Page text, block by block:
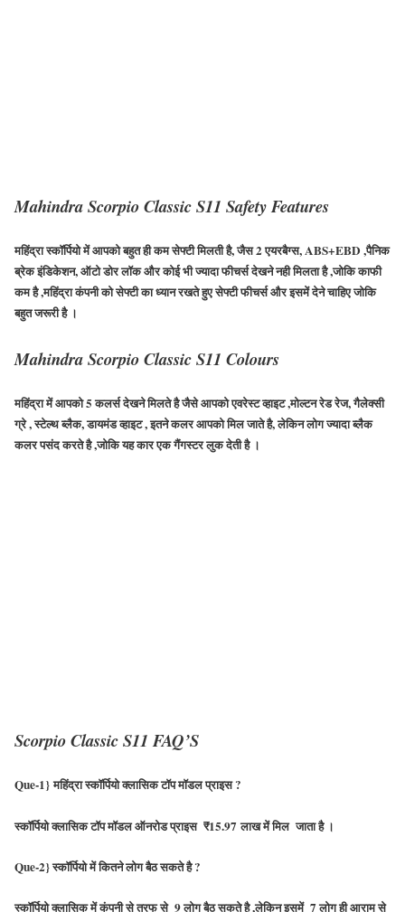
Mahindra Scorpio Classic S11 Safety Features
महिंद्रा स्कॉर्पियो में आपको बहुत ही कम सेफ्टी मिलती है, जैस2एयरबैग्स,ABS+EBD ,पैनिक
ब्रेक इंडिकेशन, ऑटो डोर लॉक और कोई भी ज्यादा फीचर्स देखने नही मिलता है ,जोकि काफी
कम है ,महिंद्रा कंपनी को सेफ्टी का ध्यान रखते हुए सेफ्टी फीचर्स और इसमें देने चाहिए जोकि
बहुत जरूरी है ।
Mahindra Scorpio Classic S11 Colours
महिंद्रा में आपको5कलर्स देखने मिलते है जैसे आपको एवरेस्ट व्हाइट ,मोल्टन रेड रेज, गैलेक्सी
ग्रे , स्टेल्थ ब्लैक, डायमंड व्हाइट , इतने कलर आपको मिल जाते है, लेकिन लोग ज्यादा ब्लैक
कलर पसंद करते है ,जोकि यह कार एक गैंगस्टर लुक देती है ।
Scorpio Classic S11 FAQ’S
Que-1} महिंद्रा स्कॉर्पियो क्लासिक टॉप मॉडल प्राइस ?
स्कॉर्पियो क्लासिक टॉप मॉडल ऑनरोड प्राइस ₹15.97लाख में मिल जाता है ।
Que-2} स्कॉर्पियो में कितने लोग बैठ सकते है ?
स्कॉर्पियो क्लासिक में कंपनी से तरफ से 9लोग बैठ सकते है ,लेकिन इसमें 7लोग ही आराम से